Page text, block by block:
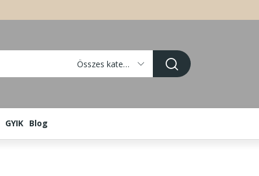
Összes kategória
GYIK Blog